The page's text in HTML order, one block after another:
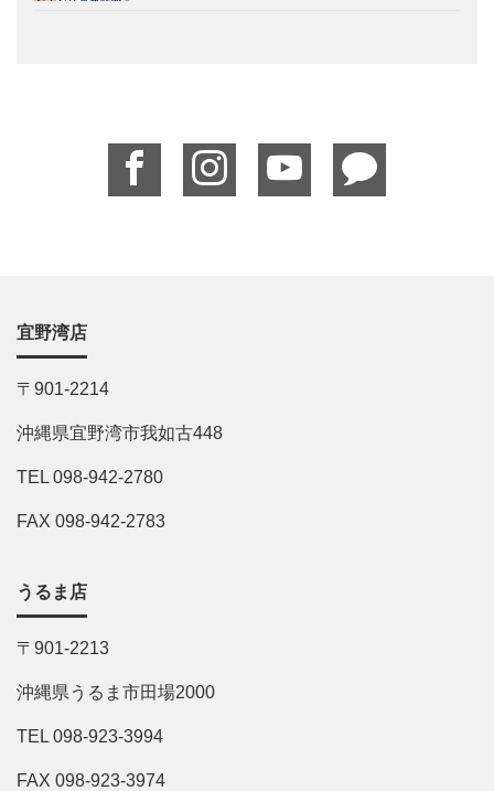
宜野湾店
〒901-2214
沖縄県宜野湾市我如古448
TEL 098-942-2780
FAX 098-942-2783
うるま店
〒901-2213
沖縄県うるま市田場2000
TEL 098-923-3994
FAX 098-923-3974